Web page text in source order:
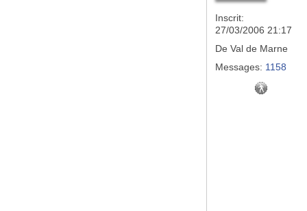
Inscrit:
27/03/2006 21:17
De Val de Marne
Messages: 1158